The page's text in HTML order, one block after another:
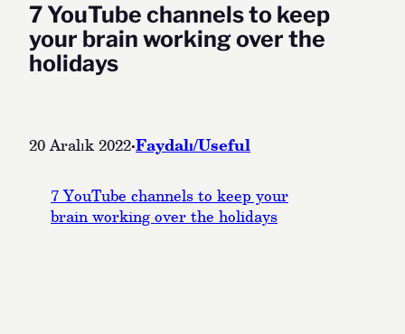
7 YouTube channels to keep
your brain working over the
holidays
20 Aralık 2022·Faydalı/Useful
7 YouTube channels to keep your
brain working over the holidays